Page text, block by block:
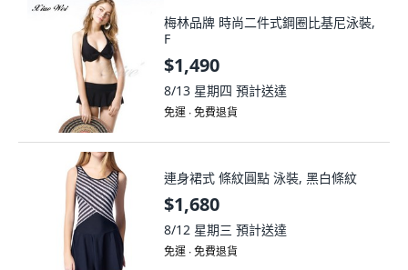
梅林品牌 時尚二件式鋼圈比基尼泳裝,
F
$1,490
8/13 星期四 預計送達
免運 ∙ 免費退貨
連身裙式 條紋圓點 泳裝, 黑白條紋
$1,680
8/12 星期三 預計送達
免運 ∙ 免費退貨